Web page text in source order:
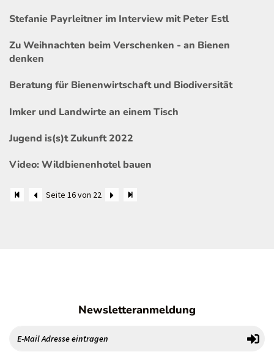
Stefanie Payrleitner im Interview mit Peter Estl
Zu Weihnachten beim Verschenken - an Bienen
denken
Beratung für Bienenwirtschaft und Biodiversität
Imker und Landwirte an einem Tisch
Jugend is(s)t Zukunft 2022
Video: Wildbienenhotel bauen
Seite 16 von 22
Newsletteranmeldung